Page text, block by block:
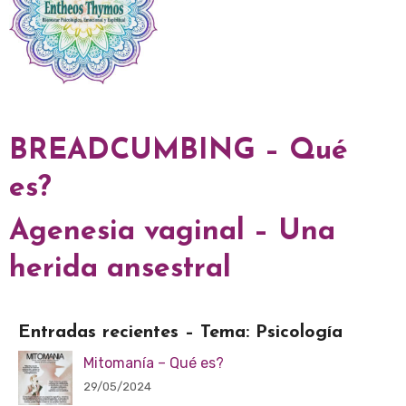
BREADCUMBING – Qué
es?
Agenesia vaginal – Una
herida ansestral
Entradas recientes – Tema: Psicología
Mitomanía – Qué es?
29/05/2024